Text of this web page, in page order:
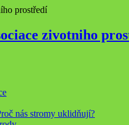
prostředí
nás stromy uklidňují?